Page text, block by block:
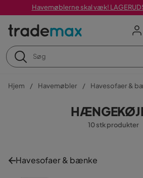
Havemøblerne skal væk!
Hjem Havemøbler Havesofaer &
10 stk produkter
Havesofaer & bænke